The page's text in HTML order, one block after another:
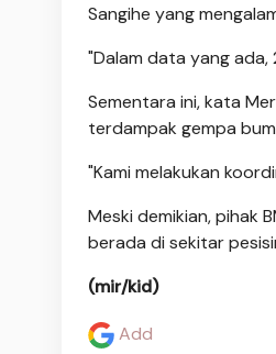
Sangihe yang
"Dalam data yang
Sementara ini, kata
terdampak gempa
"Kami melakukan
Meski demikian, pihak
berada di sekitar
(mir/kid)
Add